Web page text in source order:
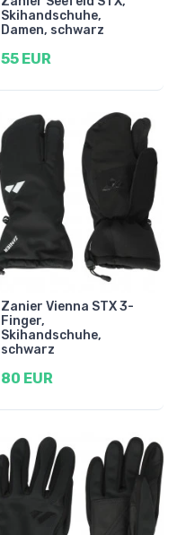
Skihandschuhe,
Damen, schwarz
55 EUR
Zanier Vienna STX 3-
Finger,
Skihandschuhe,
schwarz
80 EUR